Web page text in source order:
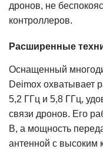
дронов, не
контроллеров.
Расширенные
Оснащенный
Deimox охватывает
5,2 ГГц и 5,8 ГГц,
связи дронов. Его
В, а мощность
антенной с высоким